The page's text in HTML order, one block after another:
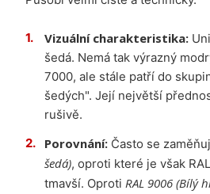
Vizuální charakteristika:
šedá. Nemá tak výrazný
7000, ale stále patří do
šedých". Její největší
rušivě.
Porovnání: Často se
šedá), oproti které je však
tmavší. Oproti RAL 9006 (Bílý